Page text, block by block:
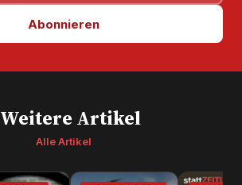
Abonnieren
Weitere Artikel
Alle Artikel